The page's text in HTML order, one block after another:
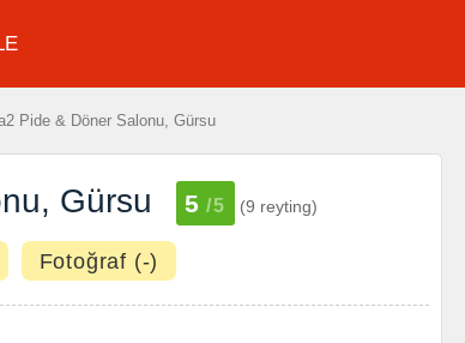
Pide & Döner Salonu, Gürsu
Gürsu 5 /5 (9 reyting)
Fotoğraf (-)